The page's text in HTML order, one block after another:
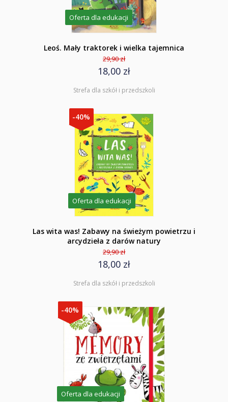
Oferta dla edukacji
Leoś. Mały traktorek i wielka tajemnica
29,90 zł
18,00 zł
Strefa dla szkół i przedszkoli
-40%
Oferta dla edukacji
Las wita was! Zabawy na świeżym powietrzu i
arcydzieła z darów natury
29,90 zł
18,00 zł
Strefa dla szkół i przedszkoli
-40%
Oferta dla edukacji